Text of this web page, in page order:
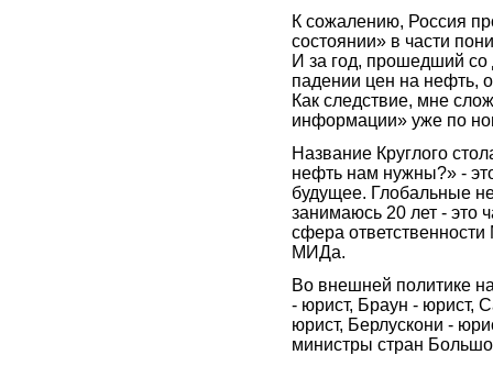
К сожалению, Россия
состоянии» в части
И за год, прошедший со
падении цен на нефть,
Как следствие, мне
информации» уже по
Название Круглого
нефть нам нужны?» -
будущее. Глобальные
занимаюсь 20 лет - это
сфера
МИДа.
Во внешней политике
- юрист, Браун - юрист,
юрист, Берлускони -
министры стран